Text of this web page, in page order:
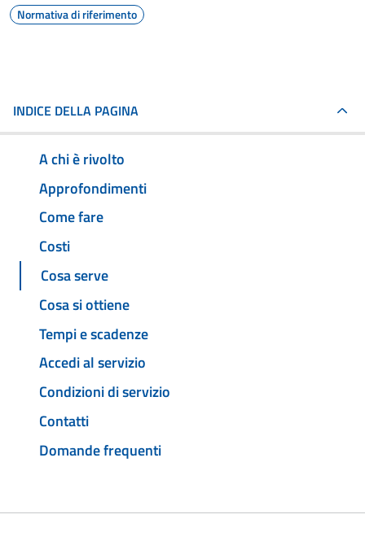
Normativa di riferimento
INDICE DELLA PAGINA
A chi è rivolto
Approfondimenti
Come fare
Costi
Cosa serve
Cosa si ottiene
Tempi e scadenze
Accedi al servizio
Condizioni di servizio
Contatti
Domande frequenti